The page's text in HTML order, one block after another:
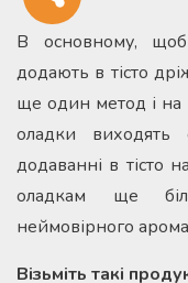
В основному,
додають в тісто
ще один метод і на
оладки
додаванні в тісто
оладкам ще
неймовірного
Візьміть такі